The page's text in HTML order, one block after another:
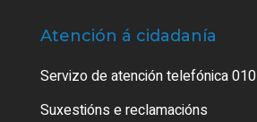
Atención á cidadanía
Servizo de atención telefónica 010
Suxestións e reclamacións